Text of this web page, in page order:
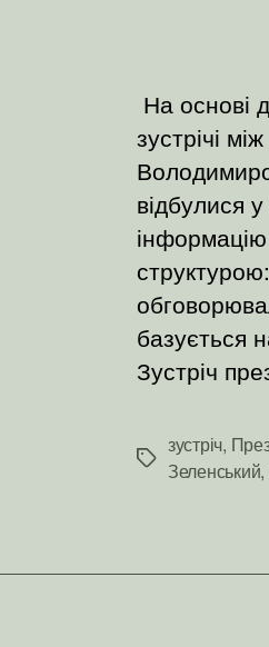
На основі
зустрічі
відбулися
інформацію
базується
Зустріч
Позначки
зустріч,
Зеленський,